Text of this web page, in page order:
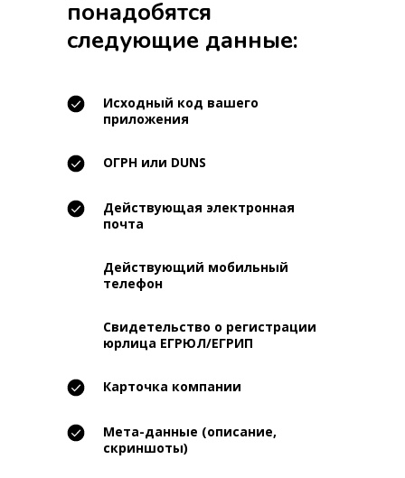
понадобятся
следующие данные:
Исходный код вашего
приложения
ОГРН или DUNS
Действующая электронная
почта
Действующий мобильный
телефон
Свидетельство о регистрации
юрлица ЕГРЮЛ/ЕГРИП
Карточка компании
Мета-данные (описание,
скриншоты)